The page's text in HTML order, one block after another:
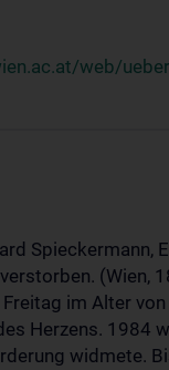
web/
Spieckermann,
(Wien,
Freitag im Alter
Herzens. 1984
widmete.